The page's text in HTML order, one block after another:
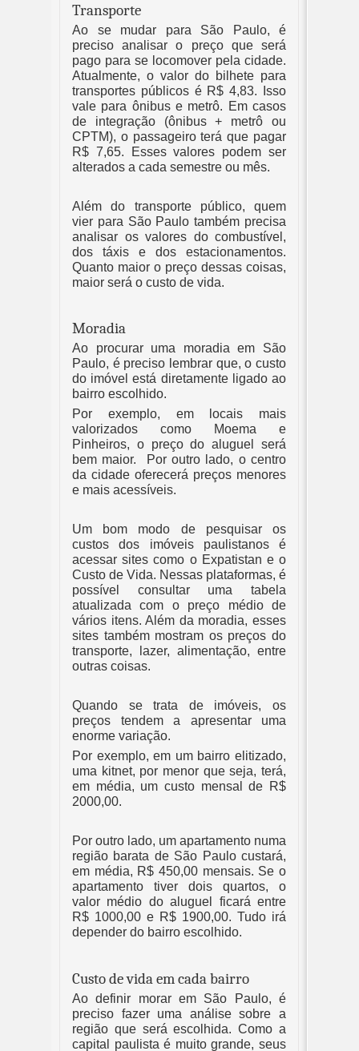
Transporte
Ao se mudar para São Paulo, é
preciso analisar o preço que será
pago para se locomover pela cidade.
Atualmente, o valor do bilhete para
transportes públicos é R$ 4,83. Isso
vale para ônibus e metrô. Em casos
de integração (ônibus + metrô ou
CPTM), o passageiro terá que pagar
R$ 7,65. Esses valores podem ser
alterados a cada semestre ou mês.
Além do transporte público, quem
vier para São Paulo também precisa
analisar os valores do combustível,
dos táxis e dos estacionamentos.
Quanto maior o preço dessas coisas,
maior será o custo de vida.
Moradia
Ao procurar uma moradia em São
Paulo, é preciso lembrar que, o custo
do imóvel está diretamente ligado ao
bairro escolhido.
Por exemplo, em locais mais
valorizados como Moema e
Pinheiros, o preço do aluguel será
bem maior.  Por outro lado, o centro
da cidade oferecerá preços menores
e mais acessíveis.
Um bom modo de pesquisar os
custos dos imóveis paulistanos é
acessar sites como o Expatistan e o
Custo de Vida. Nessas plataformas, é
possível consultar uma tabela
atualizada com o preço médio de
vários itens. Além da moradia, esses
sites também mostram os preços do
transporte, lazer, alimentação, entre
outras coisas.
Quando se trata de imóveis, os
preços tendem a apresentar uma
enorme variação.
Por exemplo, em um bairro elitizado,
uma kitnet, por menor que seja, terá,
em média, um custo mensal de R$
2000,00.
Por outro lado, um apartamento numa
região barata de São Paulo custará,
em média, R$ 450,00 mensais. Se o
apartamento tiver dois quartos, o
valor médio do aluguel ficará entre
R$ 1000,00 e R$ 1900,00. Tudo irá
depender do bairro escolhido.
Custo de vida em cada bairro
Ao definir morar em São Paulo, é
preciso fazer uma análise sobre a
região que será escolhida. Como a
capital paulista é muito grande, seus